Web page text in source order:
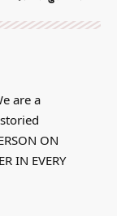
are a
ON
IN EVERY